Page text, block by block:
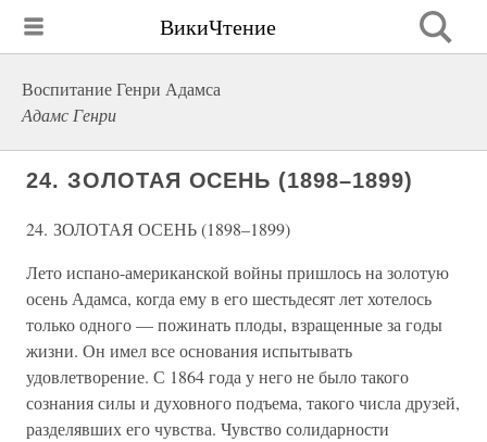
ВикиЧтение
Воспитание Генри Адамса
Адамс Генри
24. ЗОЛОТАЯ ОСЕНЬ (1898–1899)
24. ЗОЛОТАЯ ОСЕНЬ (1898–1899)
Лето испано-американской войны пришлось на золотую
осень Адамса, когда ему в его шестьдесят лет хотелось
только одного — пожинать плоды, взращенные за годы
жизни. Он имел все основания испытывать
удовлетворение. С 1864 года у него не было такого
сознания силы и духовного подъема, такого числа друзей,
разделявших его чувства. Чувство солидарности